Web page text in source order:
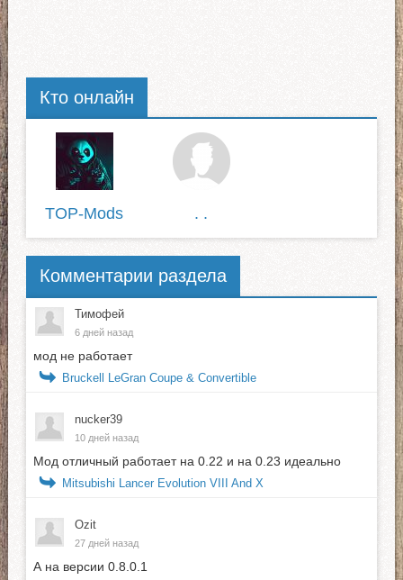
Кто онлайн
TOP-Mods . .
Комментарии раздела
Тимофей
6 дней назад
мод не работает
Bruckell LeGran Coupe & Convertible
nucker39
10 дней назад
Мод отличный работает на 0.22 и на 0.23 идеально
Mitsubishi Lancer Evolution VIII And X
Ozit
27 дней назад
А на версии 0.8.0.1